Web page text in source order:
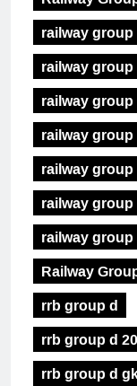
railway
railway
railway
railway
railway
railway
railway
Railway
rrb group d
rrb group d
rrb group d